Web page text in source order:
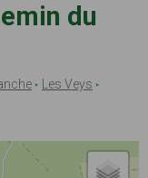
du
Les Veys